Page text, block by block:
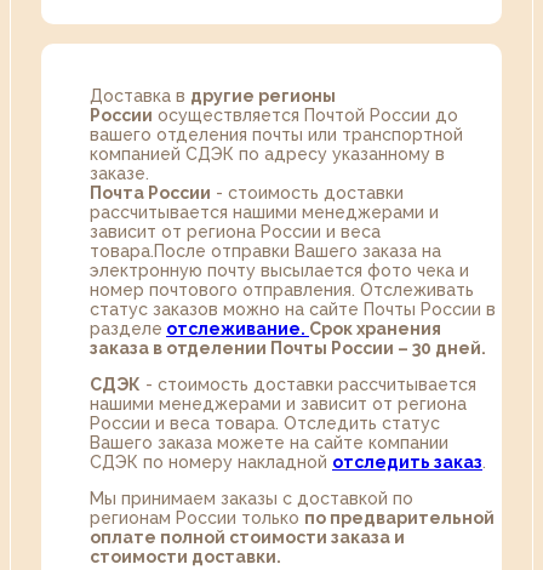
Доставка в другие регионы
России осуществляется Почтой России до
вашего отделения почты или транспортной
компанией СДЭК по адресу указанному в
заказе.
Почта России - стоимость доставки
рассчитывается нашими менеджерами и
зависит от региона России и веса
товара.После отправки Вашего заказа на
электронную почту высылается фото чека и
номер почтового отправления. Отслеживать
статус заказов можно на сайте Почты России в
разделе oтслеживание. Срок хранения
заказа в отделении Почты России – 30 дней.
СДЭК - стоимость доставки рассчитывается
нашими менеджерами и зависит от региона
России и веса товара. Отследить статус
Вашего заказа можете на сайте компании
СДЭК по номеру накладной отследить заказ
Мы принимаем заказы с доставкой по
регионам России только по предварительной
оплате полной стоимости заказа и
стоимости доставки.